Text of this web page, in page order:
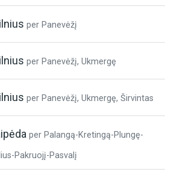
per Panevėžį
per Panevėžį, Ukmergę
per Panevėžį, Ukmergę, Širvintas
per Palangą-Kretingą-Plungę-
Pakruojį-Pasvalį